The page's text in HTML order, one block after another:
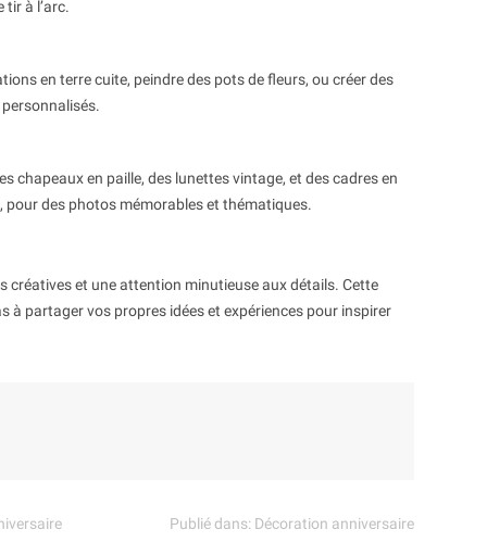
Comment réussir sa décoration Saint-
1500vues
La décoration Saint-Patrick joue un rôle clé
Lire la suite
à l’arc.
en terre cuite, peindre des pots de fleurs, ou créer des
chapeaux en paille, des lunettes vintage, et des cadres en
pour des photos mémorables et thématiques.
créatives et une attention minutieuse aux détails. Cette
à partager vos propres idées et expériences pour inspirer
Publié dans: Décoration anniversaire